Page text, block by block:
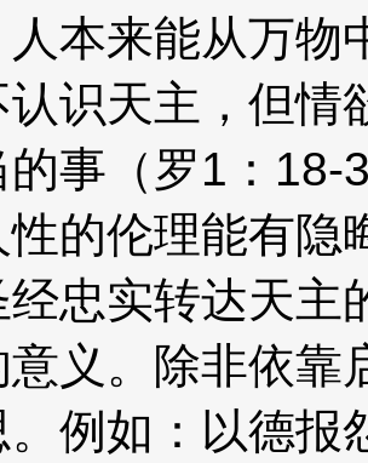
本来能从万物
识天主，但情
事（罗1：18-
性的伦理能有隐
经忠实转达天主
意义。除非依靠
。例如：以德报